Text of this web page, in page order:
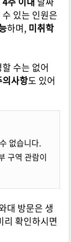
있는 인원은
하며, 미취학
수는 없어
의사항도 있어
없습니다.
구역 관람이
대 방문은 생
리 확인하시면